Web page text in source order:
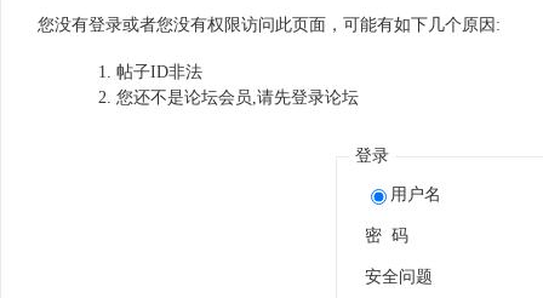
您没有登录或者您没有权限访问此页面，可能有如下几个原因:
帖子ID非法
您还不是论坛会员,请先登录论坛
登录
用户名
密 码
安全问题